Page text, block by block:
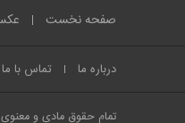
صفحه نخست
درباره ما تماس با ما
تمام حقوق مادی و معنوی